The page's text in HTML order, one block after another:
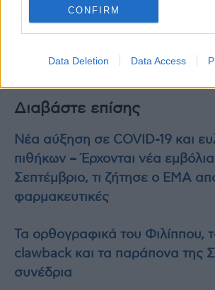
CONFIRM
Data Deletion Data Access
σύμφωνα με τους επιστήμονες,
το εφικτόν του στόχου που
της νόσου στις επόμενες
Διαβάστε επίσης
Νέα αύξηση σε COVID-19 και
πιθήκων – Έρχονται νέα
Σεπτέμβριο, τι ζήτησε ο ΕΜΑ
φαρμακευτικές
Τα ορθογραφικά του Φιλίππου,
clawback και τα παράπονα της
συνέδρια